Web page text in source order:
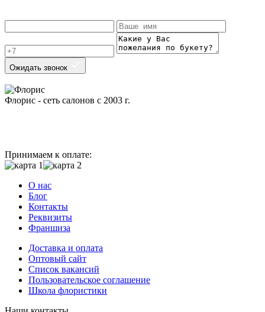
Ожидать звонок
Флорис - сеть салонов с 2003 г.
Принимаем к оплате:
О нас
Блог
Контакты
Реквизиты
Франшиза
Доставка и оплата
Оптовый сайт
Список вакансий
Пользовательское соглашение
Школа флористики